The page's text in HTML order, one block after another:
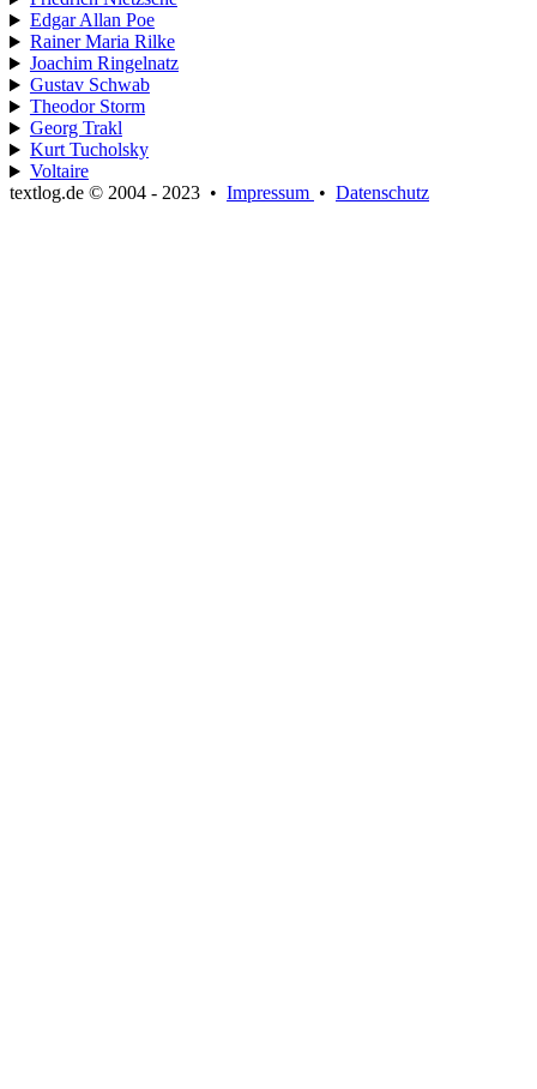
Edgar Allan Poe
Rainer Maria Rilke
Joachim Ringelnatz
Gustav Schwab
Theodor Storm
Georg Trakl
Kurt Tucholsky
Voltaire
textlog.de © 2004 - 2023 • Impressum • Datenschutz